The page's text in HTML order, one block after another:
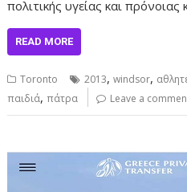
πολιτικής υγείας και πρόνοιας
READ MORE
Toronto 2013,windsor,
παιδιά,πάτρα Leave a